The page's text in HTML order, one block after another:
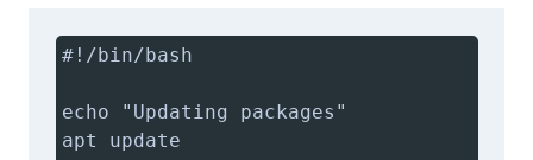
#!/bin/bash
echo "Updating packages"
apt update